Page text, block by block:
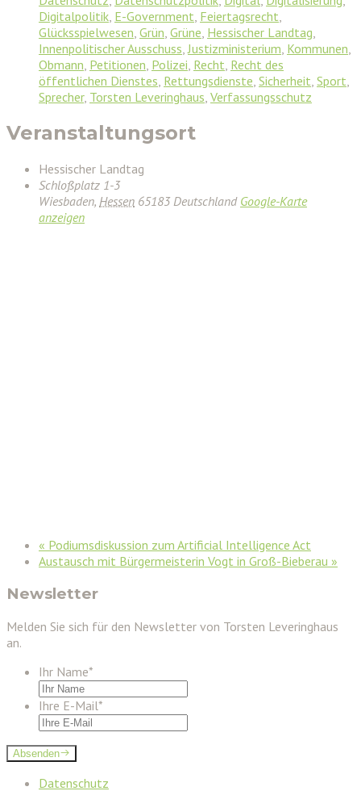
Digitalpolitik, E-Government, Feiertagsrecht,
Glücksspielwesen, Grün, Grüne, Hessischer Landtag,
Innenpolitischer Ausschuss,Justizministerium, Kommunen,
Obmann, Petitionen, Polizei, Recht, Recht des
öffentlichen Dienstes, Rettungsdienste, Sicherheit, Sport,
Sprecher, Torsten Leveringhaus, Verfassungsschutz
Veranstaltungsort
Hessischer Landtag
Schloßplatz 1-3
Wiesbaden, Hessen 65183 Deutschland Google-Karte
anzeigen
« Podiumsdiskussion zum Artificial Intelligence Act
Austausch mit Bürgermeisterin Vogt in Groß-Bieberau »
Newsletter
Melden Sie sich für den Newsletter von Torsten Leveringhaus
an.
Ihr Name*
Ihre E-Mail*
Absenden
Datenschutz